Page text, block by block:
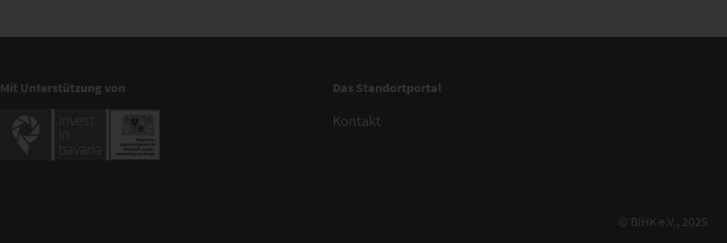
Mit Unterstützung von Das Standortportal
Kontakt
© BIHK e.V., 2025